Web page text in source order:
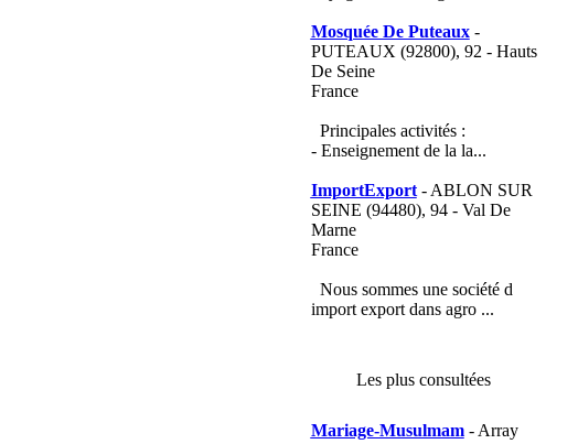
Mosquée De Puteaux-
PUTEAUX (92800), 92 - Hauts
De Seine
France
Principales activités :
- Enseignement de la la...
ImportExport- ABLON SUR
SEINE (94480), 94 - Val De
Marne
France
Nous sommes une société d
import export dans agro ...
Les plus consultées
Mariage-Musulmam- Array